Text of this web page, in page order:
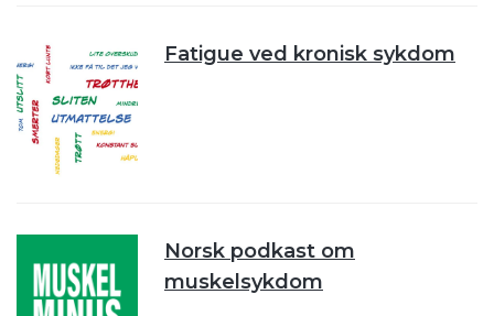
Fatigue ved kronisk sykdom
Norsk podkast om
muskelsykdom